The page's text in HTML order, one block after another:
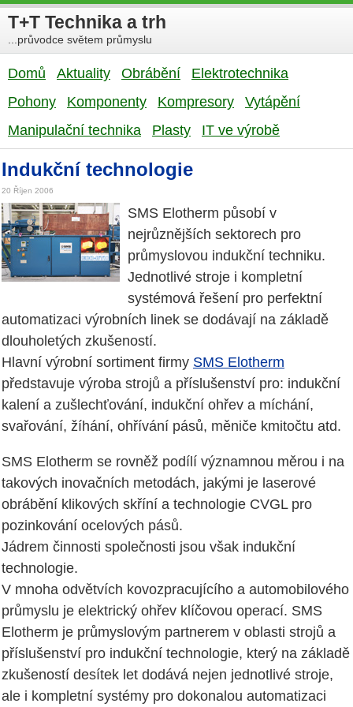
T+T Technika a trh
...průvodce světem průmyslu
Domů Aktuality Obrábění
Elektrotechnika
Pohony
Komponenty Kompresory
Vytápění
Manipulační technika
Plasty IT ve výrobě
Indukční technologie
20 Říjen 2006
SMS Elotherm působí v
nejrůznějších sektorech pro
průmyslovou indukční techniku.
Jednotlivé stroje i kompletní
systémová řešení pro perfektní
automatizaci výrobních linek se dodávají na základě
dlouholetých zkušeností.
Hlavní výrobní sortiment firmy SMS Elotherm
představuje výroba strojů a příslušenství pro: indukční
kalení a zušlechťování, indukční ohřev a míchání,
svařování, žíhání, ohřívání pásů, měniče kmitočtu atd.
SMS Elotherm se rovněž podílí významnou měrou i na
takových inovačních metodách, jakými je laserové
obrábění klikových skříní a technologie CVGL pro
pozinkování ocelových pásů.
Jádrem činnosti společnosti jsou však indukční
technologie.
V mnoha odvětvích kovozpracujícího a automobilového
průmyslu je elektrický ohřev klíčovou operací. SMS
Elotherm je průmyslovým partnerem v oblasti strojů a
příslušenství pro indukční technologie, který na základě
zkušeností desítek let dodává nejen jednotlivé stroje,
ale i kompletní systémy pro dokonalou automatizaci